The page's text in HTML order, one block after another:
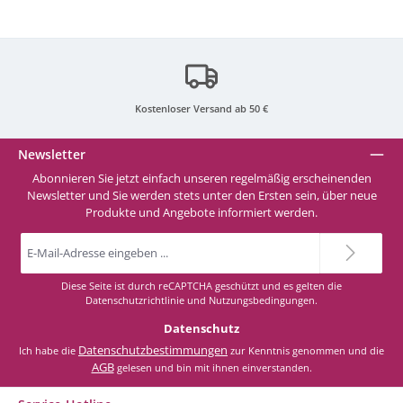
Kostenloser Versand ab 50 €
Newsletter
Abonnieren Sie jetzt einfach unseren regelmäßig erscheinenden
Newsletter und Sie werden stets unter den Ersten sein, über neue
Produkte und Angebote informiert werden.
E-
Mail-
*
Diese Seite ist durch reCAPTCHA geschützt und es gelten die
Datenschutzrichtlinie und Nutzungsbedingungen.
Datenschutz
Ich habe die Datenschutzbestimmungen zur Kenntnis genommen und die
AGBgelesen und bin mit ihnen einverstanden.